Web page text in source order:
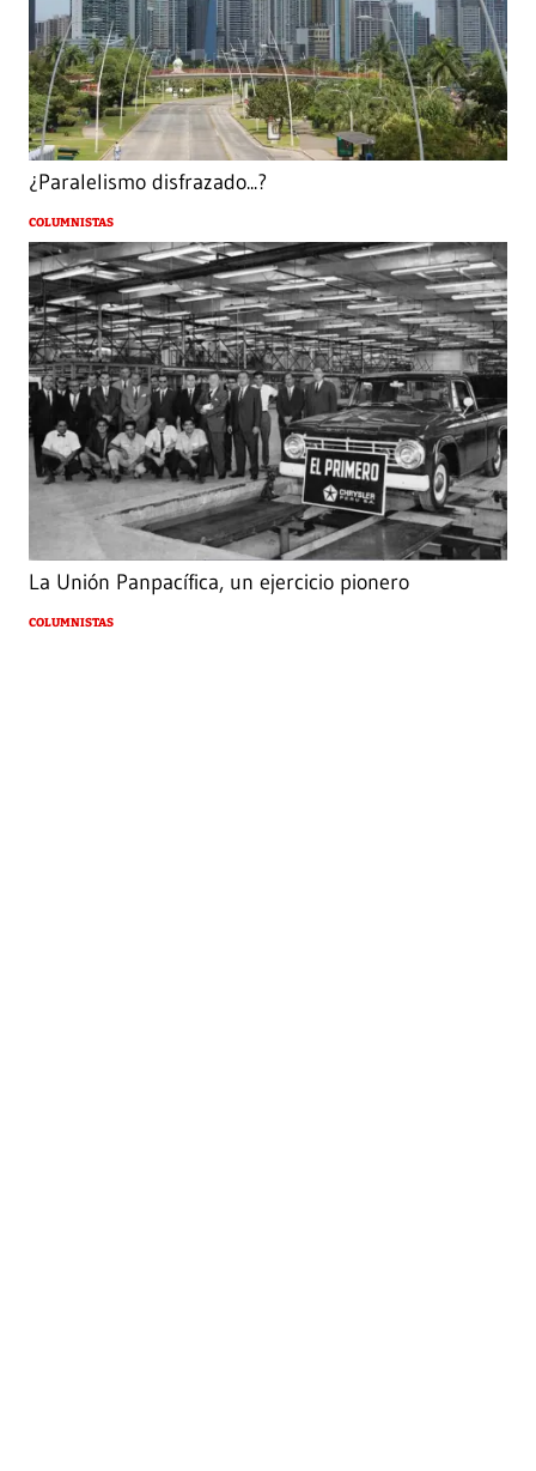
¿Paralelismo disfrazado...?
COLUMNISTAS
La Unión Panpacífica, un ejercicio pionero
COLUMNISTAS